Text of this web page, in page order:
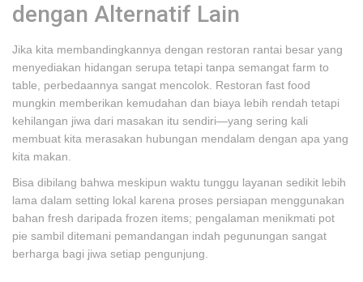
dengan Alternatif Lain
Jika kita membandingkannya dengan restoran rantai besar yang
menyediakan hidangan serupa tetapi tanpa semangat farm to
table, perbedaannya sangat mencolok. Restoran fast food
mungkin memberikan kemudahan dan biaya lebih rendah tetapi
kehilangan jiwa dari masakan itu sendiri—yang sering kali
membuat kita merasakan hubungan mendalam dengan apa yang
kita makan.
Bisa dibilang bahwa meskipun waktu tunggu layanan sedikit lebih
lama dalam setting lokal karena proses persiapan menggunakan
bahan fresh daripada frozen items; pengalaman menikmati pot
pie sambil ditemani pemandangan indah pegunungan sangat
berharga bagi jiwa setiap pengunjung.